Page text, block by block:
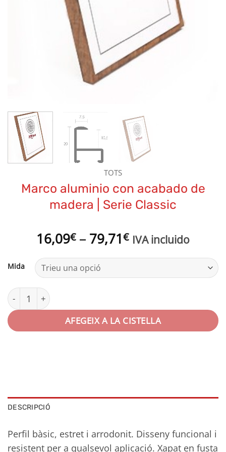
TOTS
Marco aluminio con acabado de
madera | Serie Classic
16,09€ – 79,71€Interval
16,09€
IVA incluido
Mida
quantitat de Marco aluminio con acabado de madera |
AFEGEIX A LA CISTELLA
DESCRIPCIÓ
Perfil bàsic, estret i arrodonit. Disseny funcional i
resistent per a qualsevol aplicació. Xapat en fusta